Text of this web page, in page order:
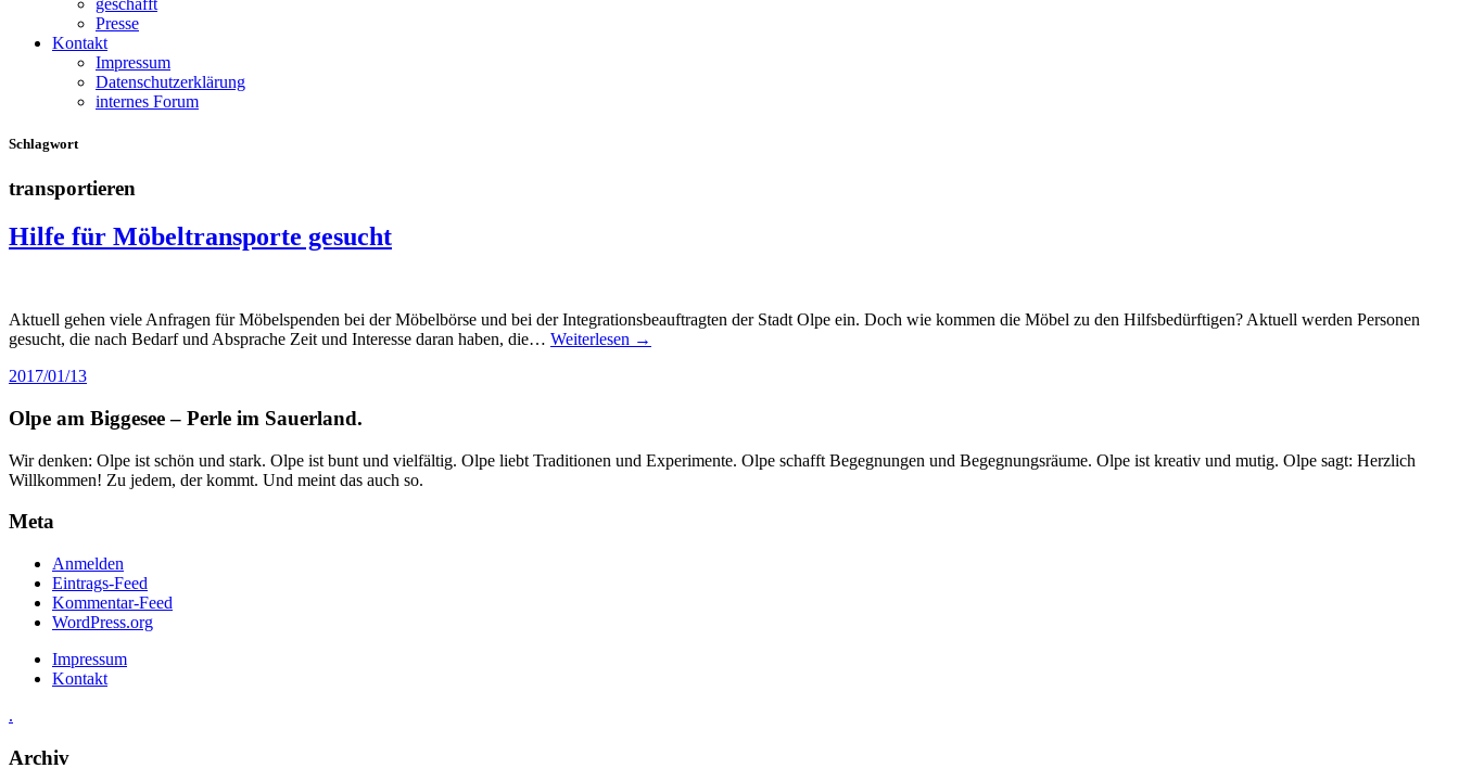
geschafft
Presse
Kontakt
Impressum
Datenschutzerklärung
internes Forum
Schlagwort
transportieren
Hilfe für Möbeltransporte gesucht
Aktuell gehen viele Anfragen für Möbelspenden bei der Möbelbörse und bei der Integrationsbeauftragten der Stadt Olpe ein. Doch wie kommen die Möbel zu den Hilfsbedürftigen? Aktuell werden Personen
gesucht, die nach Bedarf und Absprache Zeit und Interesse daran haben, die… Weiterlesen →
2017/01/13
Olpe am Biggesee – Perle im Sauerland.
Wir denken: Olpe ist schön und stark. Olpe ist bunt und vielfältig. Olpe liebt Traditionen und Experimente. Olpe schafft Begegnungen und Begegnungsräume. Olpe ist kreativ und mutig. Olpe sagt: Herzlich
Willkommen! Zu jedem, der kommt. Und meint das auch so.
Meta
Anmelden
Eintrags-Feed
Kommentar-Feed
WordPress.org
Impressum
Kontakt
.
Archiv